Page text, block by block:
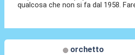
qualcosa che non si fa dal 1958.
orchetto